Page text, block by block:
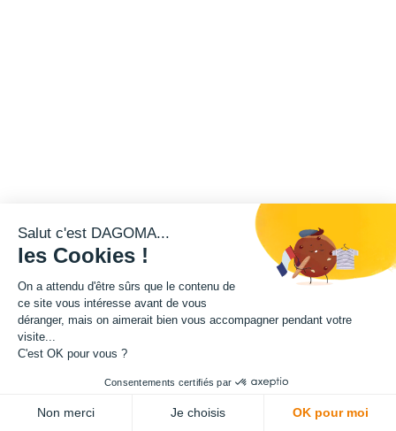
Salut c'est DAGOMA...
les Cookies !
On a attendu d'être sûrs que le contenu de
ce site vous intéresse avant de vous
déranger, mais on aimerait bien vous accompagner pendant votre
visite...
C'est OK pour vous ?
Consentements certifiés par
Non merci Je choisis OK pour moi